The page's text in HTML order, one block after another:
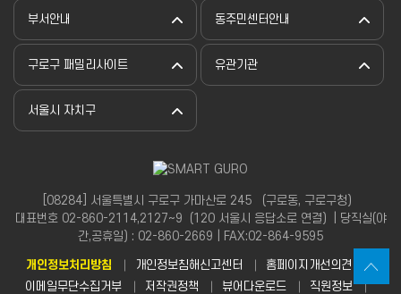
부서안내 동주민센터안내
구로구 패밀리사이트 유관기관
서울시 자치구
[08284] 서울특별시 구로구 가마산로 245 （구로동, 구로구청）
대표번호 02-860-2114,2127~9（120 서울시 응답소로 연결）| 당직실(야
간,공휴일) : 02-860-2669 | FAX:02-864-9595
개인정보처리방침 개인정보침해신고센터
홈페이지개선의견
이메일무단수집거부
저작권정책 뷰어다운로드 직원정보